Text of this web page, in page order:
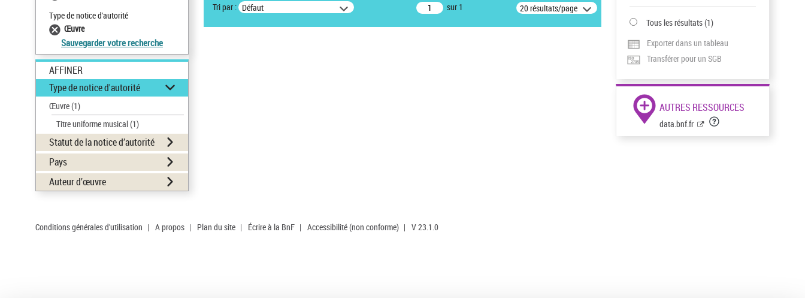
Type de notice d'autorité
Œuvre
Sauvegarder votre recherche
AFFINER
Type de notice d'autorité
Œuvre(1)
Titre uniforme musical(1)
Statut de la notice d’autorité
Pays
Auteur d’œuvre
Tri par : Défaut sur 1 20 résultats/page
Tous les résultats(1)
Exporter dans un tableau
Transférer pour un SGB
AUTRES RESSOURCES
data.bnf.fr
Conditions générales d'utilisation | A propos | Plan du site | Écrire à la BnF | Accessibilité (non conforme) | V 23.1.0